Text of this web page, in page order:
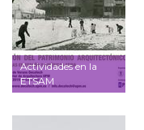
Actividades en la
ETSAM